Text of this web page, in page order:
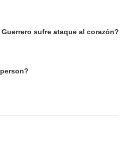
sufre ataque al corazón?